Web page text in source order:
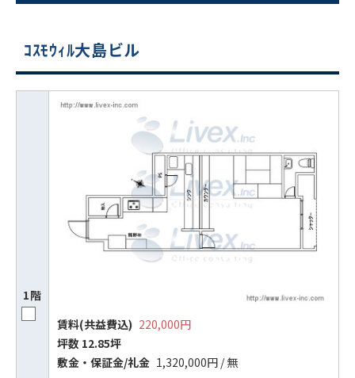
ｺｽﾓｳｨﾙ大島ビル
1階
賃料(共益費込) 220,000円
坪数 12.85坪
敷⾦‧保証⾦/礼⾦ 1,320,000円 / 無
ビルコード：
をお伝えいただくと